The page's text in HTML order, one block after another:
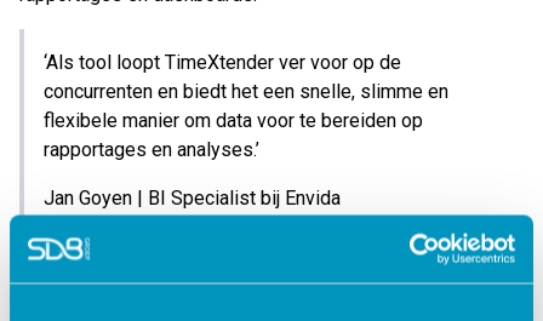
‘Als tool loopt TimeXtender ver voor op de
concurrenten en biedt het een snelle, slimme en
flexibele manier om data voor te bereiden op
rapportages en analyses.’
Jan Goyen | BI Specialist bij Envida
Ondanks dat Envida zeer tevreden is met hun keuze voor
TimeXtender, duurde de implementatie iets langer dan